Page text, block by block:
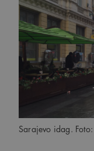
Sarajevo idag.